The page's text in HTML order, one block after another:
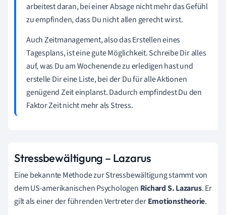
arbeitest daran, bei einer Absage nicht mehr das Gefühl
zu empfinden, dass Du nicht allen gerecht wirst.
Auch Zeitmanagement, also das Erstellen eines
Tagesplans, ist eine gute Möglichkeit. Schreibe Dir alles
auf, was Du am Wochenende zu erledigen hast und
erstelle Dir eine Liste, bei der Du für alle Aktionen
genügend Zeit einplanst. Dadurch empfindest Du den
Faktor Zeit nicht mehr als Stress.
Stressbewältigung – Lazarus
Eine bekannte Methode zur Stressbewältigung stammt von
dem US-amerikanischen Psychologen Richard S. Lazarus. Er
gilt als einer der führenden Vertreter derEmotionstheorie.